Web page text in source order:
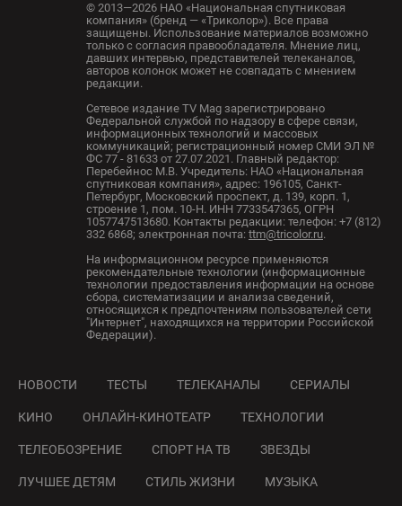
© 2013—2026 НАО «Национальная спутниковая
компания» (бренд — «Триколор»). Все права
защищены. Использование материалов возможно
только с согласия правообладателя. Мнение лиц,
давших интервью, представителей телеканалов,
авторов колонок может не совпадать с мнением
редакции.
Сетевое издание TV Mag зарегистрировано
Федеральной службой по надзору в сфере связи,
информационных технологий и массовых
коммуникаций; регистрационный номер СМИ ЭЛ №
ФС 77 - 81633 от 27.07.2021. Главный редактор:
Перебейнос М.В. Учредитель: НАО «Национальная
спутниковая компания», адрес: 196105, Санкт-
Петербург, Московский проспект, д. 139, корп. 1,
строение 1, пом. 10-Н. ИНН 7733547365, ОГРН
1057747513680. Контакты редакции: телефон: +7 (812)
332 6868; электронная почта: ttm@tricolor.ru.
На информационном ресурсе применяются
рекомендательные технологии (информационные
технологии предоставления информации на основе
сбора, систематизации и анализа сведений,
относящихся к предпочтениям пользователей сети
"Интернет", находящихся на территории Российской
Федерации).
НОВОСТИ ТЕСТЫ ТЕЛЕКАНАЛЫ СЕРИАЛЫ
КИНО ОНЛАЙН-КИНОТЕАТР ТЕХНОЛОГИИ
ТЕЛЕОБОЗРЕНИЕ СПОРТ НА ТВ ЗВЕЗДЫ
ЛУЧШЕЕ ДЕТЯМ СТИЛЬ ЖИЗНИ МУЗЫКА